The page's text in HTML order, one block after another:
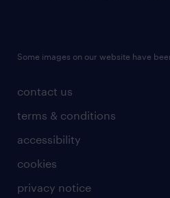
contact us
terms & conditions
accessibility
cookies
privacy notice
Some images on our website have